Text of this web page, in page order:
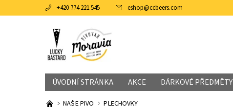
+420 774 221 545 eshop@ccbeers.com
ÚVODNÍ STRÁNKA AKCE DÁRKOVÉ PŘEDMĚTY
NAŠE PIVO PLECHOVKY